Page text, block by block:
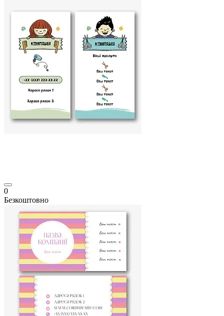
0
Безкоштовно